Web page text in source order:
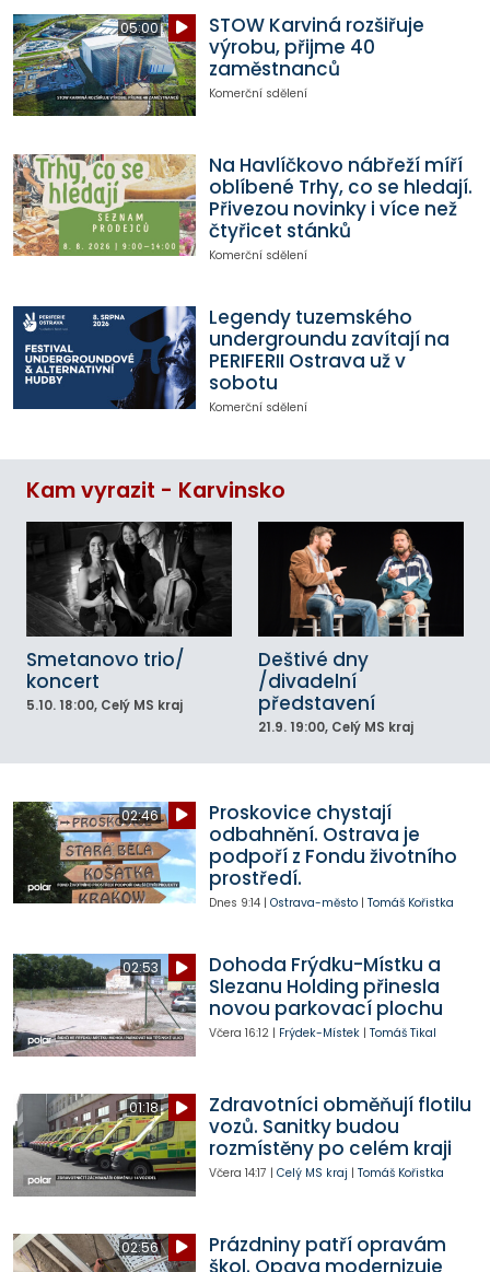
05:00
STOW Karviná rozšiřuje
výrobu, přijme 40
zaměstnanců
Komerční sdělení
Na Havlíčkovo nábřeží míří
oblíbené Trhy, co se hledají.
Přivezou novinky i více než
čtyřicet stánků
Komerční sdělení
Legendy tuzemského
undergroundu zavítají na
PERIFERII Ostrava už v
sobotu
Komerční sdělení
Kam vyrazit - Karvinsko
Smetanovo trio/
koncert
5.10. 18:00, Celý MS kraj
Deštivé dny
/divadelní
představení
21.9. 19:00, Celý MS kraj
02:46
Proskovice chystají
odbahnění. Ostrava je
podpoří z Fondu životního
prostředí.
Dnes 9:14| Ostrava-město| Tomáš Kořistka
02:53
Dohoda Frýdku-Místku a
Slezanu Holding přinesla
novou parkovací plochu
Včera 16:12| Frýdek-Místek| Tomáš Tikal
01:18
Zdravotníci obměňují flotilu
vozů. Sanitky budou
rozmístěny po celém kraji
Včera 14:17 | Celý MS kraj | Tomáš Kořistka
02:56
Prázdniny patří opravám
škol. Opava modernizuje